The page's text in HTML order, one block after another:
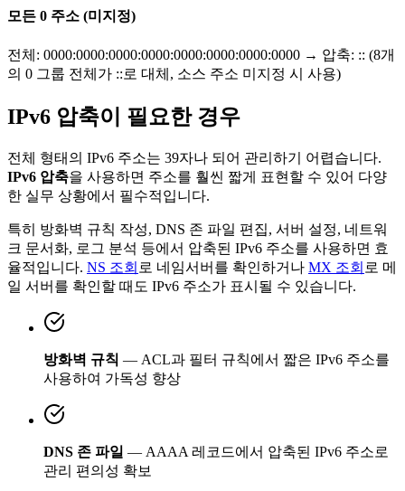
모든 0 주소 (미지정)
전체: 0000:0000:0000:0000:0000:0000:0000:0000 → 압축: :: (8개
의 0 그룹 전체가 ::로 대체, 소스 주소 미지정 시 사용)
IPv6 압축이 필요한 경우
전체 형태의 IPv6 주소는 39자나 되어 관리하기 어렵습니다.
IPv6 압축을 사용하면 주소를 훨씬 짧게 표현할 수 있어 다양
한 실무 상황에서 필수적입니다.
특히 방화벽 규칙 작성, DNS 존 파일 편집, 서버 설정, 네트워
크 문서화, 로그 분석 등에서 압축된 IPv6 주소를 사용하면 효
율적입니다. NS 조회 로 네임서버를 확인하거나 MX 조회 로 메
일 서버를 확인할 때도 IPv6 주소가 표시될 수 있습니다.
방화벽 규칙 — ACL과 필터 규칙에서 짧은 IPv6 주소를
사용하여 가독성 향상
DNS 존 파일 — AAAA 레코드에서 압축된 IPv6 주소로
관리 편의성 확보